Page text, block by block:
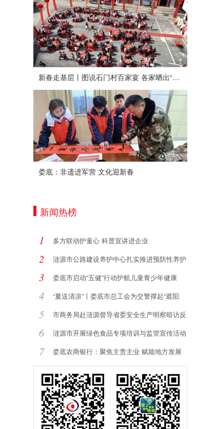
新春走基层丨图说石门村百家宴 各家晒出“拿手菜”
娄底：非遗进军营 文化迎新春
新闻热榜
1 多方联动护童心 科普宣讲进企业
2
涟源市公路建设养护中心扎实推进预防性养护
3 娄底市启动“五健”行动护航儿童青少年健康
4 “夏送清凉”丨娄底市总工会为交警撑起“遮阳
5
市商务局赴涟源督导省委安全生产明察暗访反
6 涟源市开展绿色食品专项培训与监管宣传活动
7 娄底农商银行：聚焦主责主业 赋能地方发展